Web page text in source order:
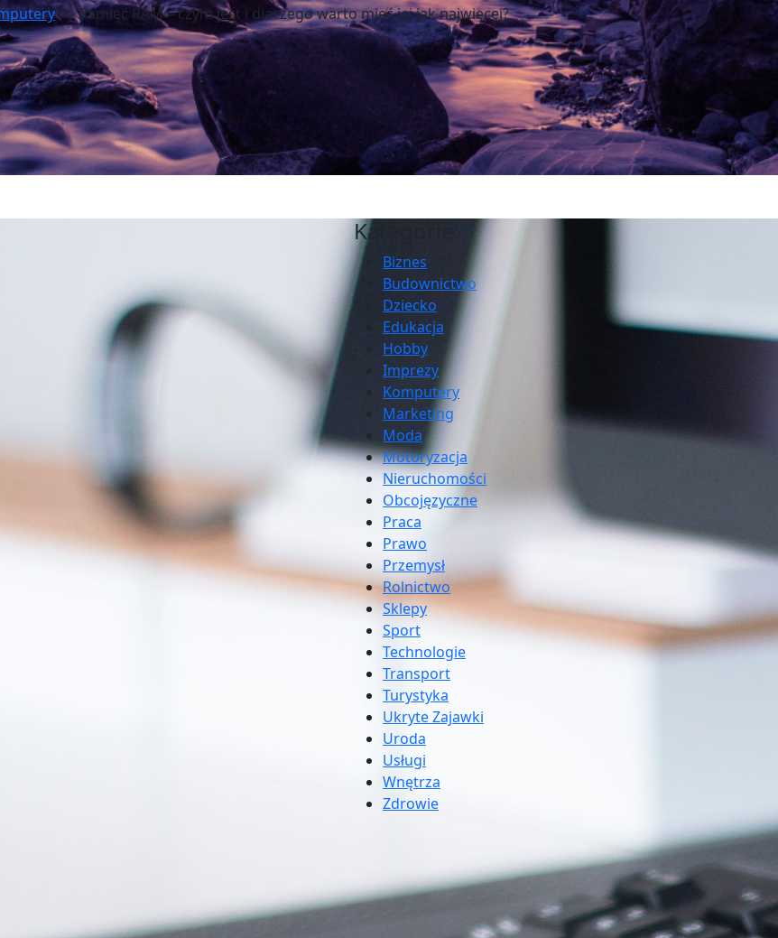
>> Pamięć RAM – czym jest i dlaczego warto mieć jej jak najwięcej?
Kategorie
Biznes
Budownictwo
Dziecko
Edukacja
Hobby
Imprezy
Komputery
Marketing
Moda
Motoryzacja
Nieruchomości
Obcojęzyczne
Praca
Prawo
Przemysł
Rolnictwo
Sklepy
Sport
Technologie
Transport
Turystyka
Ukryte Zajawki
Uroda
Usługi
Wnętrza
Zdrowie